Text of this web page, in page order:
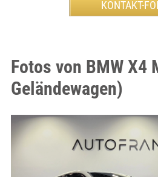
Fotos von BMW X4
Geländewagen)